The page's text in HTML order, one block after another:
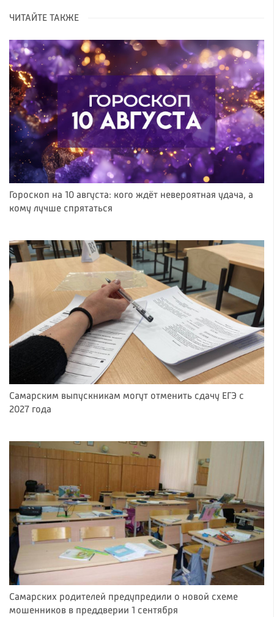
ЧИТАЙТЕ ТАКЖЕ
Гороскоп на 10 августа: кого ждёт невероятная удача, а
кому лучше спрятаться
Самарским выпускникам могут отменить сдачу ЕГЭ с
2027 года
Самарских родителей предупредили о новой схеме
мошенников в преддверии 1 сентября